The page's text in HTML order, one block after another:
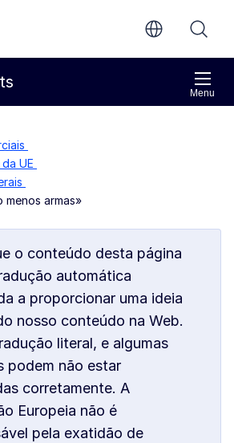
principal
Menu
UE
menos armas»
o conteúdo desta página
automática
a proporcionar uma ideia
nosso conteúdo na Web.
literal, e algumas
podem não estar
corretamente. A
Europeia não é
pela exatidão de